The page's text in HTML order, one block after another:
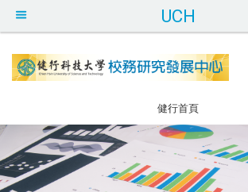
UCH
健行首頁